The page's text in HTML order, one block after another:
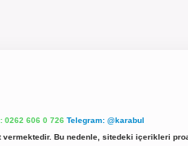
0262 606 0 726 Telegram: @karabul
vermektedir. Bu nedenle, sitedeki içerikleri